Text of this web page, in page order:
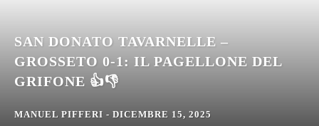
SAN DONATO TAVARNELLE –
GROSSETO 0-1: IL PAGELLONE DEL
GRIFONE 👍👎
MANUEL PIFFERI - DICEMBRE 15, 2025